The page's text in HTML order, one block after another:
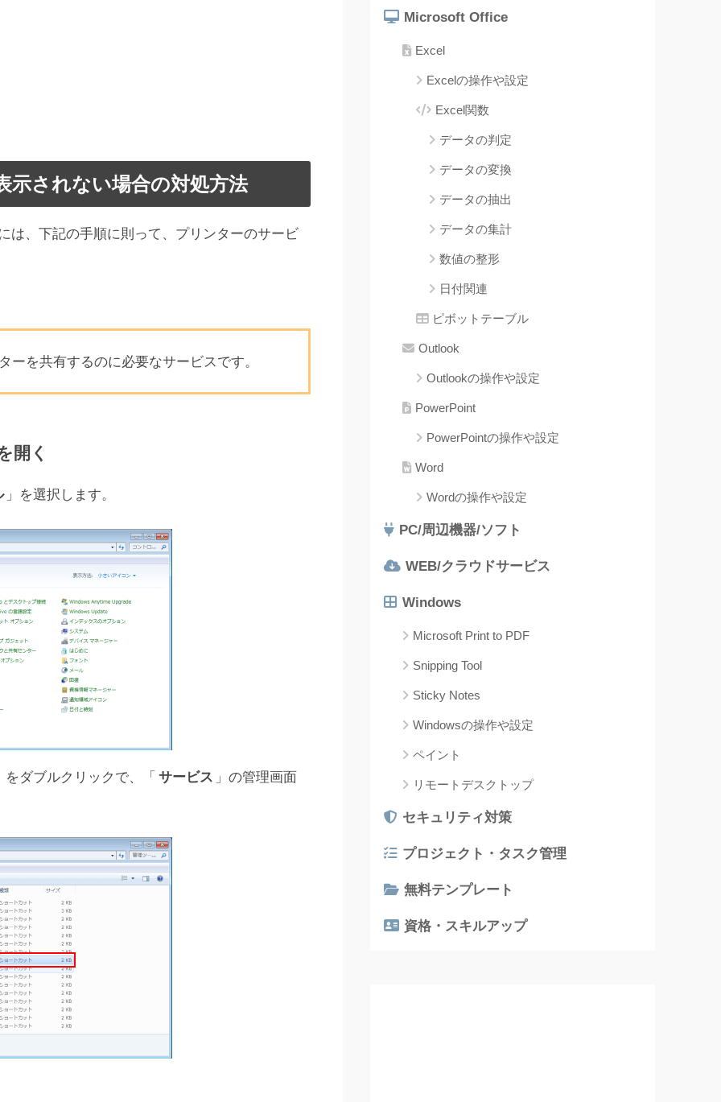
示されない場合の対処方法
は、下記の手順に則って、プリンターのサービ
ーを共有するのに必要なサービスです。
開く
」を選択します。
をダブルクリックで、「 サービス 」の管理画面
Microsoft Office
Excel
Excelの操作や設定
Excel関数
データの判定
データの変換
データの抽出
データの集計
数値の整形
日付関連
ピボットテーブル
Outlook
Outlookの操作や設定
PowerPoint
PowerPointの操作や設定
Word
Wordの操作や設定
PC/周辺機器/ソフト
WEB/クラウドサービス
Windows
Microsoft Print to PDF
Snipping Tool
Sticky Notes
Windowsの操作や設定
ペイント
リモートデスクトップ
セキュリティ対策
プロジェクト・タスク管理
無料テンプレート
資格・スキルアップ